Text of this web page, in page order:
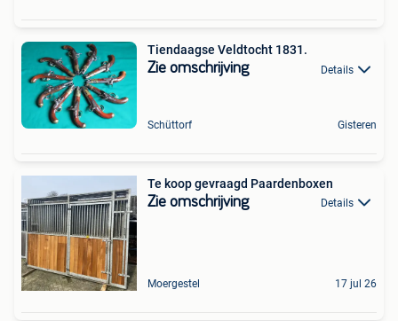
Tiendaagse Veldtocht 1831.
Zie omschrijving Details
Schüttorf Gisteren
Te koop gevraagd Paardenboxen
Zie omschrijving Details
Moergestel 17 jul 26